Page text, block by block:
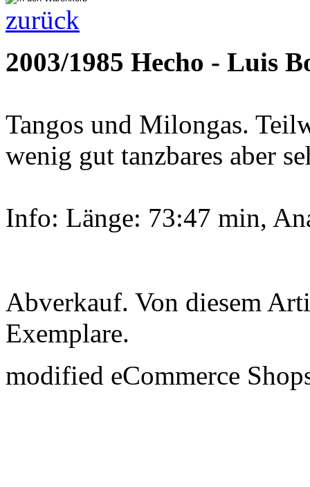
zurück
2003/1985 Hecho - Luis
Tangos und Milongas.
wenig gut tanzbares aber
Info: Länge: 73:47 min,
Abverkauf. Von diesem
Exemplare.
modified eCommerce